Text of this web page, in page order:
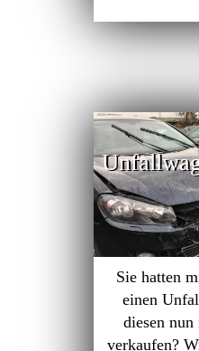
Sie hatten
einen
diesen
verkaufen?